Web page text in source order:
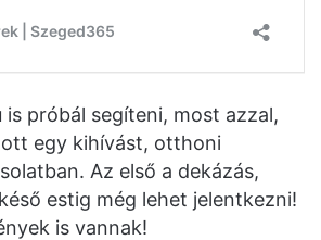
is próbál segíteni, most azzal,
egy kihívást, otthoni
Az első a dekázás,
estig még lehet jelentkezni!
is vannak!